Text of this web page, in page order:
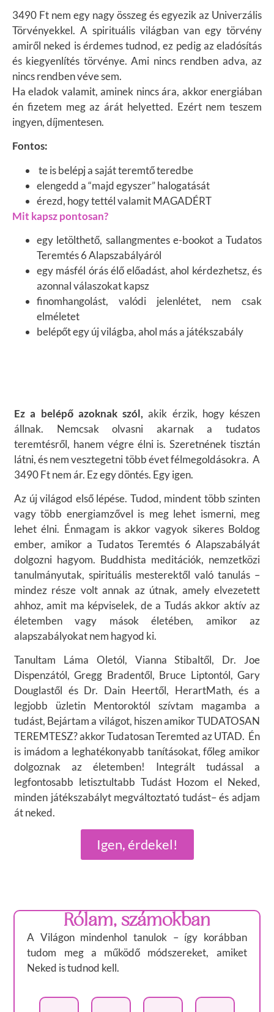
3490 Ft nem egy nagy összeg és egyezik az Univerzális
Törvényekkel. A spirituális világban van egy törvény
amiről neked is érdemes tudnod, ez pedig az eladósítás
és kiegyenlítés törvénye. Ami nincs rendben adva, az
nincs rendben véve sem.
Ha eladok valamit, aminek nincs ára, akkor energiában
én fizetem meg az árát helyetted. Ezért nem teszem
ingyen, díjmentesen.
Fontos:
te is belépj a saját teremtő teredbe
elengedd a “majd egyszer” halogatását
érezd, hogy tettél valamit MAGADÉRT
Mit kapsz pontosan?
egy letölthető, sallangmentes e-bookot a Tudatos
Teremtés 6 Alapszabályáról
egy másfél órás élő előadást, ahol kérdezhetsz, és
azonnal válaszokat kapsz
finomhangolást, valódi jelenlétet, nem csak
elméletet
belépőt egy új világba, ahol más a játékszabály
Igen, érdekel!
Ez a belépő azoknak szól, akik érzik, hogy készen
állnak. Nemcsak olvasni akarnak a tudatos
teremtésről, hanem végre élni is. Szeretnének tisztán
látni, és nem vesztegetni több évet félmegoldásokra. A
3490 Ft nem ár. Ez egy döntés. Egy igen.
Az új világod első lépése. Tudod, mindent több szinten
vagy több energiamzővel is meg lehet ismerni, meg
lehet élni. Énmagam is akkor vagyok sikeres Boldog
ember, amikor a Tudatos Teremtés 6 Alapszabályát
dolgozni hagyom. Buddhista meditációk, nemzetközi
tanulmányutak, spirituális mesterektől való tanulás –
mindez része volt annak az útnak, amely elvezetett
ahhoz, amit ma képviselek, de a Tudás akkor aktív az
életemben vagy mások életében, amikor az
alapszabályokat nem hagyod ki.
Tanultam Láma Oletól, Vianna Stibaltől, Dr. Joe
Dispenzától, Gregg Bradentől, Bruce Liptontól, Gary
Douglastől és Dr. Dain Heertől, HerartMath, és a
legjobb üzletin Mentoroktól szívtam magamba a
tudást, Bejártam a világot, hiszen amikor TUDATOSAN
TEREMTESZ? akkor Tudatosan Teremted az UTAD. Én
is imádom a leghatékonyabb tanításokat, főleg amikor
dolgoznak az életemben! Integrált tudással a
legfontosabb letisztultabb Tudást Hozom el Neked,
minden játékszabályt megváltoztató tudást– és adjam
át neked.
Rólam, számokban
A Világon mindenhol tanulok – így korábban
tudom meg a működő módszereket, amiket
Neked is tudnod kell.